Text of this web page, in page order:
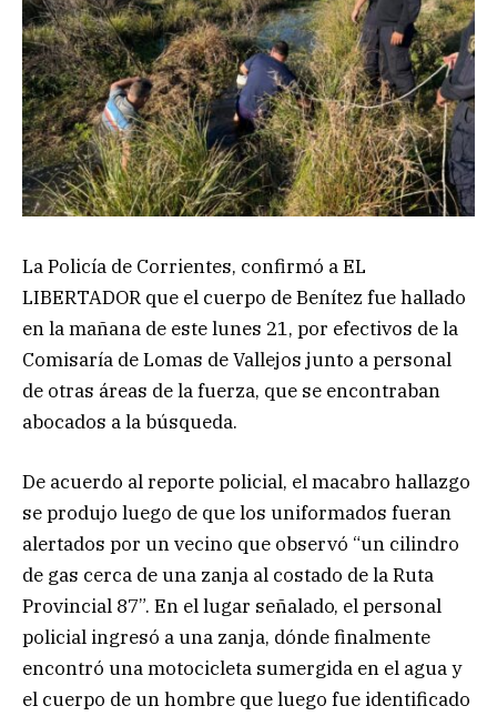
La Policía de Corrientes, confirmó a EL
LIBERTADOR que el cuerpo de Benítez fue hallado
en la mañana de este lunes 21, por efectivos de la
Comisaría de Lomas de Vallejos junto a personal
de otras áreas de la fuerza, que se encontraban
abocados a la búsqueda.
De acuerdo al reporte policial, el macabro hallazgo
se produjo luego de que los uniformados fueran
alertados por un vecino que observó “un cilindro
de gas cerca de una zanja al costado de la Ruta
Provincial 87”. En el lugar señalado, el personal
policial ingresó a una zanja, dónde finalmente
encontró una motocicleta sumergida en el agua y
el cuerpo de un hombre que luego fue identificado